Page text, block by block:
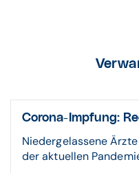
Corona-Impfung:
Niedergelassene
der aktuellen